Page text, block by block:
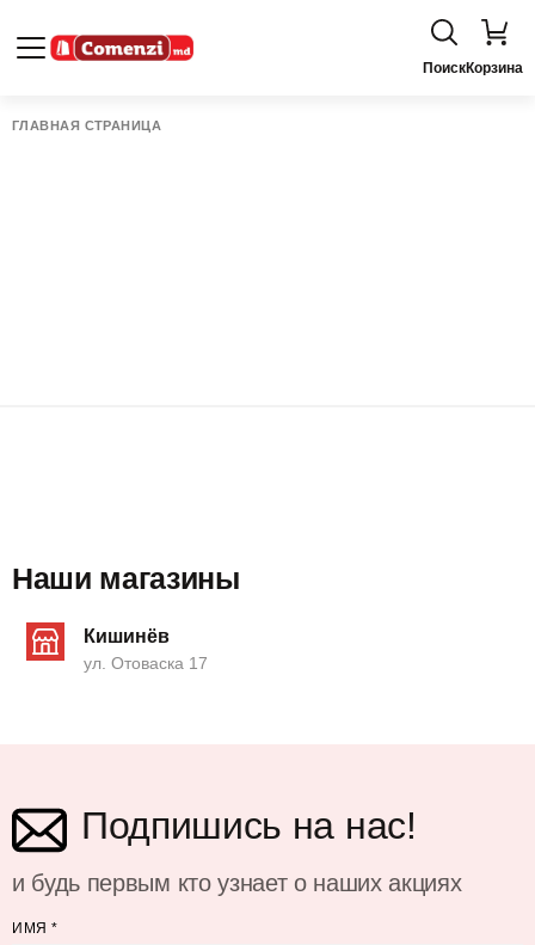
ПоискКорзина
ГЛАВНАЯ СТРАНИЦА
Наши магазины
Кишинёв
ул. Отоваска 17
Подпишись на нас!
и будь первым кто узнает о наших акциях
ИМЯ *